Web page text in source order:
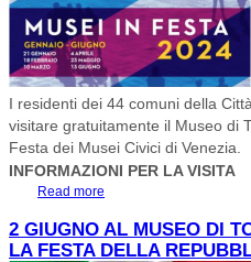
I residenti dei 44 comuni della
visitare gratuitamente il Museo di
Festa dei Musei Civici di Venezia.
INFORMAZIONI PER LA VISITA
Read more
2 GIUGNO AL MUSEO DI
LA FESTA DELLA